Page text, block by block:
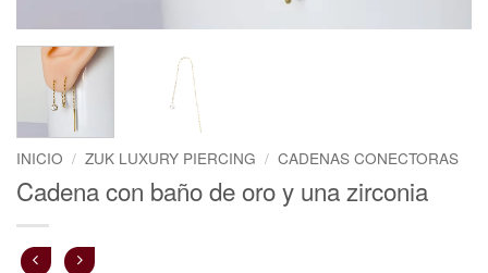
INICIO / ZUK LUXURY PIERCING / CADENAS CONECTORAS
Cadena con baño de oro y una zirconia